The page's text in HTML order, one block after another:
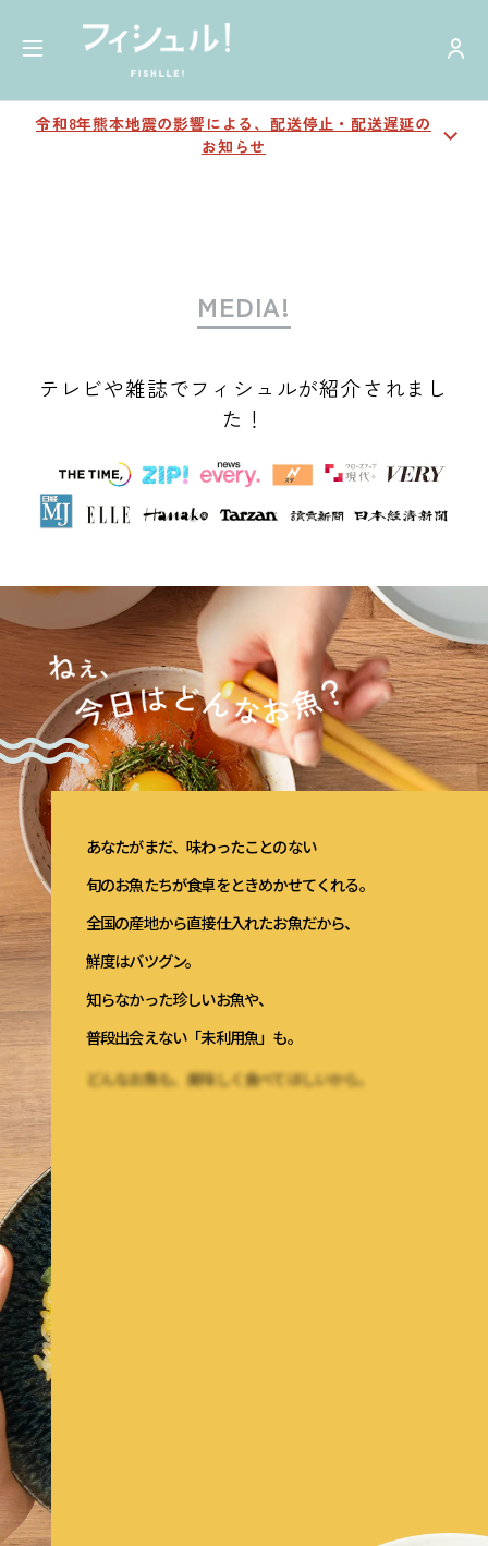
令和8年熊本地震の影響による、配送停止・配送遅延の
お知らせ
MEDIA!
テレビや雑誌でフィシュルが紹介されまし
た！
あなたがまだ、味わったことのない
旬のお魚たちが食卓をときめかせてくれる。
全国の産地から直接仕入れたお魚だから、
鮮度はバツグン。
知らなかった珍しいお魚や、
普段出会えない「未利用魚」も。
どんなお魚も、美味しく食べてほしいから。